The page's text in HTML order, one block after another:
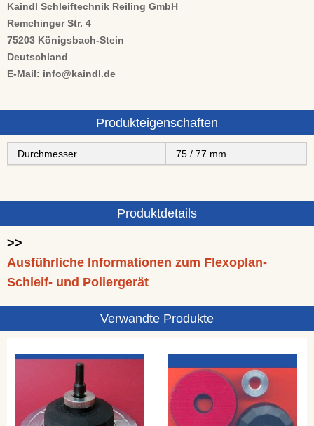
Kaindl Schleiftechnik Reiling GmbH
Remchinger Str. 4
75203 Königsbach-Stein
Deutschland
E-Mail: info@kaindl.de
Produkteigenschaften
Durchmesser 75 / 77 mm
Produktdetails
>>
Ausführliche Informationen zum Flexoplan-
Schleif- und Poliergerät
Verwandte Produkte